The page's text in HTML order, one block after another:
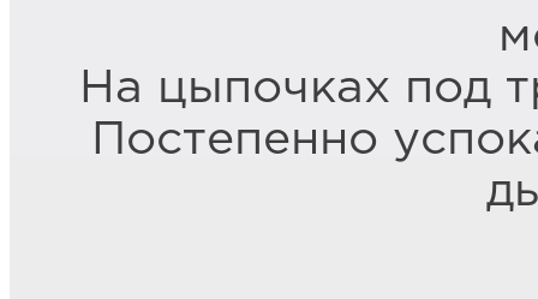
На цыпочках под
Постепенно